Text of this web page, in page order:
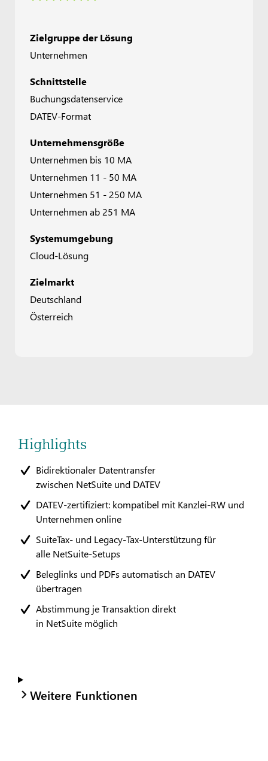
Highlights
Bidirektionaler Datentransfer
zwischen NetSuite und DATEV
DATEV-zertifiziert: kompatibel mit Kanzlei-RW und
Unternehmen online
SuiteTax- und Legacy-Tax-Unterstützung für
alle NetSuite-Setups
Beleglinks und PDFs automatisch an DATEV
übertragen
Abstimmung je Transaktion direkt
in NetSuite möglich
Weitere Funktionen
Zielgruppe der Lösung
Unternehmen
Schnittstelle
Buchungsdatenservice
DATEV-Format
Unternehmensgröße
Unternehmen bis 10 MA
Unternehmen 11 - 50 MA
Unternehmen 51 - 250 MA
Unternehmen ab 251 MA
Systemumgebung
Cloud-Lösung
Zielmarkt
Deutschland
Österreich